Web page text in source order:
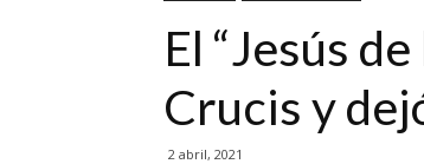
El “Jesús
Crucis y
2 abril, 2021